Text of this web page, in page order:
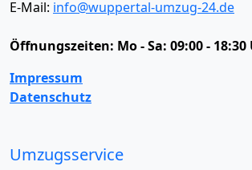
E-Mail: info@wuppertal-umzug-24.de
Öffnungszeiten: Mo - Sa: 09:00 -
Impressum
Datenschutz
Umzugsservice